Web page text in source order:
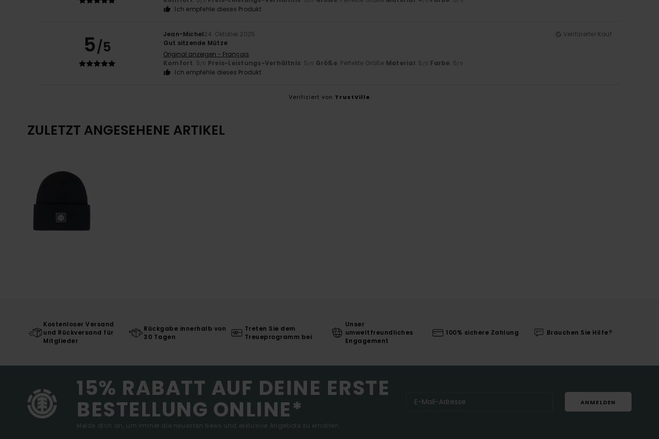
Ich empfehle dieses Produkt
5/5
Jean-Michel24. Oktober 2025
Verifizierter Kauf
Gut sitzende Mütze
Original anzeigen - Français
Komfort: 5/5 Preis-Leistungs-Verhältnis: 5/5 Größe: Perfekte Größe Material: 5 /5 Farbe: 5/5
Ich empfehle dieses Produkt
Verifiziert von TrustVille
ZULETZT ANGESEHENE ARTIKEL
Kostenloser Versand
und Rückversand für
Mitglieder
Rückgabe innerhalb von
30 Tagen
Treten Sie dem
Treueprogramm bei
Unser
umweltfreundliches
Engagement
100% sichere Zahlung Brauchen Sie Hilfe?
15% RABATT AUF DEINE ERSTE
BESTELLUNG ONLINE*
Melde dich an, um immer die neuesten News und exklusive Angebote zu erhalten.
ANMELDEN